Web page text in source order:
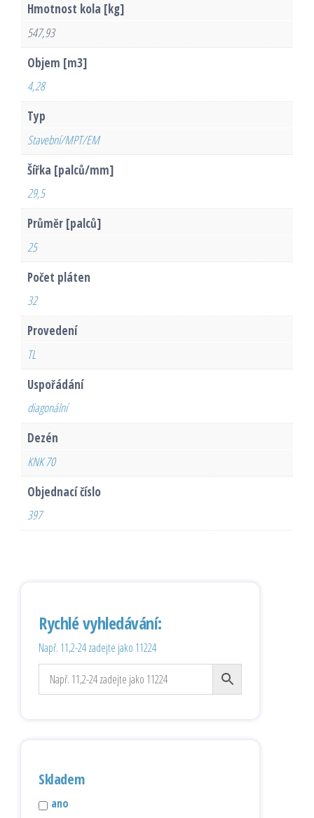
Hmotnost kola [kg]
547,93
Objem [m3]
4,28
Typ
Stavební/MPT/EM
Šířka [palců/mm]
29,5
Průměr [palců]
25
Počet pláten
32
Provedení
TL
Uspořádání
diagonální
Dezén
KNK 70
Objednací číslo
397
Rychlé vyhledávání:
Např. 11,2-24 zadejte jako 11224
Skladem
ano